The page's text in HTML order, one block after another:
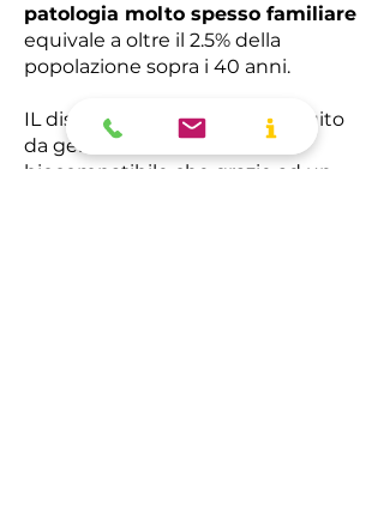
patologia molto spesso familiare
equivale a oltre il 2.5% della
popolazione sopra i 40 anni.
IL dispositivo Xen gel, è costituito
da gelatina animale
biocompatibile che grazie ad un